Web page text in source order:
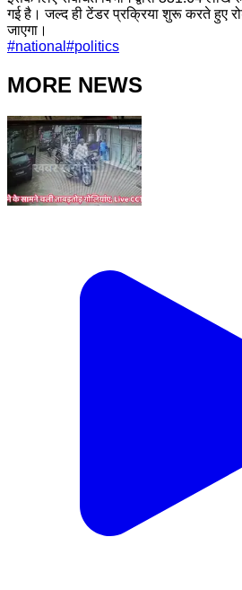
गई है। जल्द ही टेंडर प्रक्रिया शुरू करते हुए
जाएगा।
#national #politics
MORE NEWS